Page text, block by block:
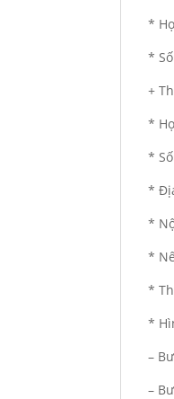
*
*
+
*
*
*
*
*
*
*
–
–